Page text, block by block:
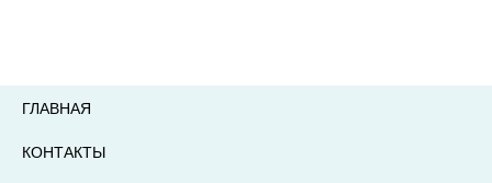
ГЛАВНАЯ
КОНТАКТЫ